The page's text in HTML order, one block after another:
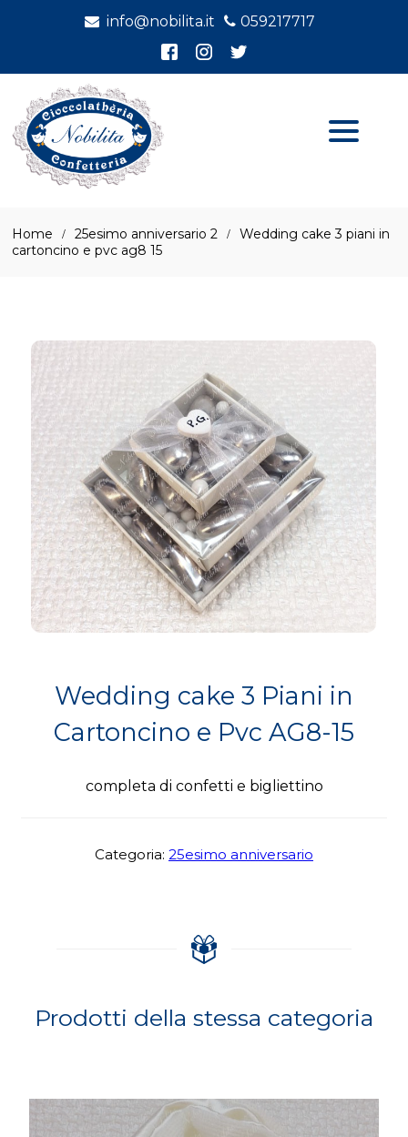
info@nobilita.it 059217717
Home 25esimo anniversario 2
Wedding cake 3 piani in
cartoncino e pvc ag8 15
Wedding cake 3 Piani in
Cartoncino e Pvc AG8-15
completa di confetti e bigliettino
Categoria: 25esimo anniversario
Prodotti della stessa categoria